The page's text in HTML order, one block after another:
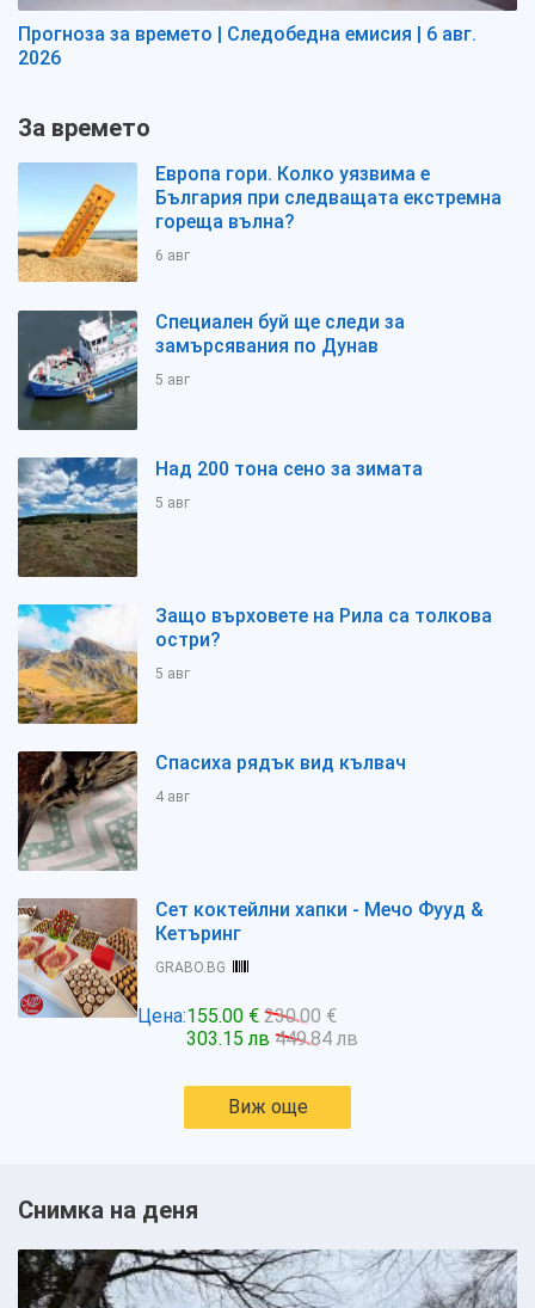
Прогноза за времето | Следобедна емисия | 6 авг.
2026
За времето
Европа гори. Колко уязвима е
България при следващата екстремна
гореща вълна?
6 авг
Специален буй ще следи за
замърсявания по Дунав
5 авг
Над 200 тона сено за зимата
5 авг
Защо върховете на Рила са толкова
остри?
5 авг
Спасиха рядък вид кълвач
4 авг
Сет коктейлни хапки - Мечо Фууд &
Кетъринг
GRABO.BG
Цена:155.00 € 230.00 €
303.15 лв 449.84 лв
Виж още
Снимка на деня